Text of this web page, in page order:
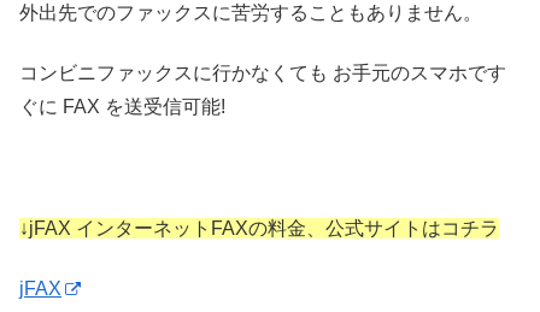
外出先でのファックスに苦労することもありません。
コンビニファックスに行かなくても お手元のスマホです
ぐに FAX を送受信可能!
↓jFAX インターネットFAXの料金、公式サイトはコチラ
jFAX